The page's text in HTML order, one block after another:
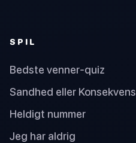
SPIL
Bedste venner-quiz
Sandhed eller Konsekvens
Heldigt nummer
Jeg har aldrig